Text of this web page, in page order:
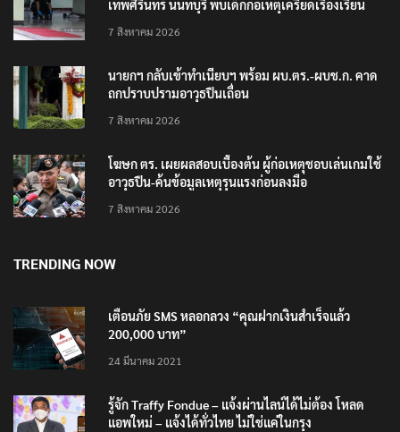
เทพศิรินทร์ นนทบุรี พบเด็กก่อเหตุเครียดเรื่องเรียน
7 สิงหาคม 2026
นายกฯ กลับเข้าทำเนียบฯ พร้อม ผบ.ตร.-ผบช.ก. คาด
ถกปราบปรามอาวุธปืนเถื่อน
7 สิงหาคม 2026
โฆษก ตร. เผยผลสอบเบื้องต้น ผู้ก่อเหตุชอบเล่นเกมใช้
อาวุธปืน-ค้นข้อมูลเหตุรุนแรงก่อนลงมือ
7 สิงหาคม 2026
TRENDING NOW
เตือนภัย SMS หลอกลวง “คุณฝากเงินสำเร็จแล้ว
200,000 บาท”
24 มีนาคม 2021
รู้จัก Traffy Fondue – แจ้งผ่านไลน์ได้ไม่ต้อง โหลด
แอพใหม่ – แจ้งได้ทั่วไทย ไม่ใช่แค่ในกรุง